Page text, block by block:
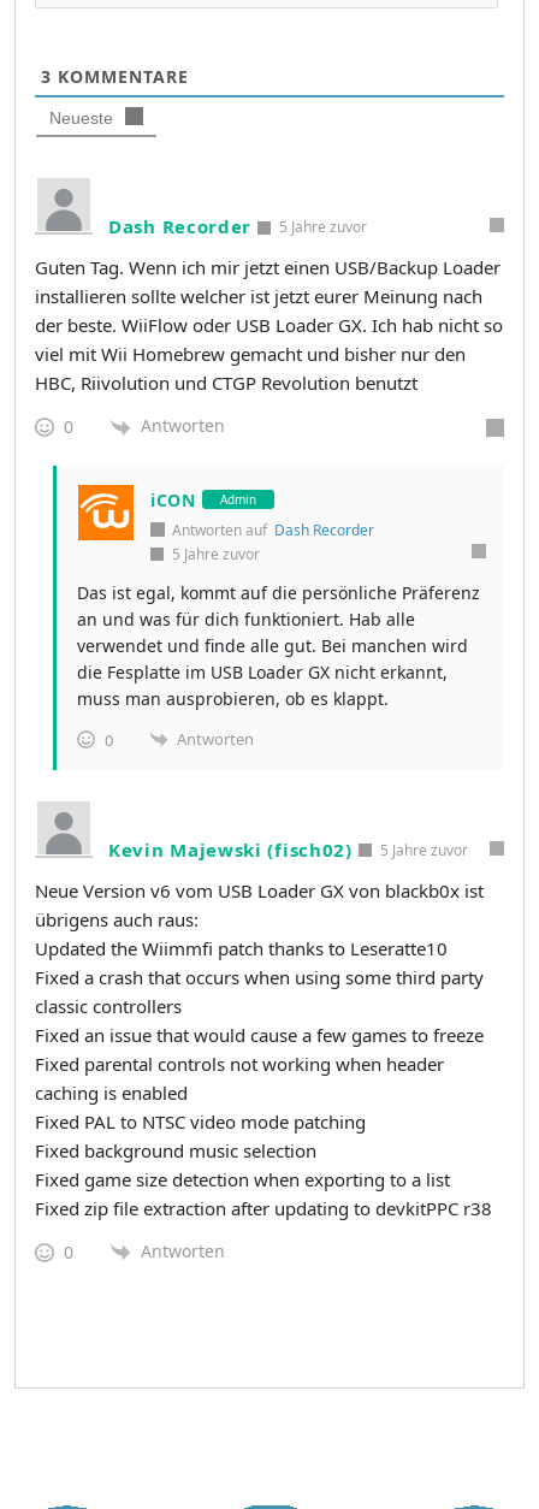
3 KOMMENTARE
Neueste
Dash Recorder 5 Jahre zuvor
Guten Tag. Wenn ich mir jetzt einen USB/Backup Loader
installieren sollte welcher ist jetzt eurer Meinung nach
der beste. WiiFlow oder USB Loader GX. Ich hab nicht so
viel mit Wii Homebrew gemacht und bisher nur den
HBC, Riivolution und CTGP Revolution benutzt
0 Antworten
iCON Admin
Antworten auf Dash Recorder
5 Jahre zuvor
Das ist egal, kommt auf die persönliche Präferenz
an und was für dich funktioniert. Hab alle
verwendet und finde alle gut. Bei manchen wird
die Fesplatte im USB Loader GX nicht erkannt,
muss man ausprobieren, ob es klappt.
0 Antworten
Kevin Majewski (fisch02) 5 Jahre zuvor
Neue Version v6 vom USB Loader GX von blackb0x ist
übrigens auch raus:
Updated the Wiimmfi patch thanks to Leseratte10
Fixed a crash that occurs when using some third party
classic controllers
Fixed an issue that would cause a few games to freeze
Fixed parental controls not working when header
caching is enabled
Fixed PAL to NTSC video mode patching
Fixed background music selection
Fixed game size detection when exporting to a list
Fixed zip file extraction after updating to devkitPPC r38
0 Antworten